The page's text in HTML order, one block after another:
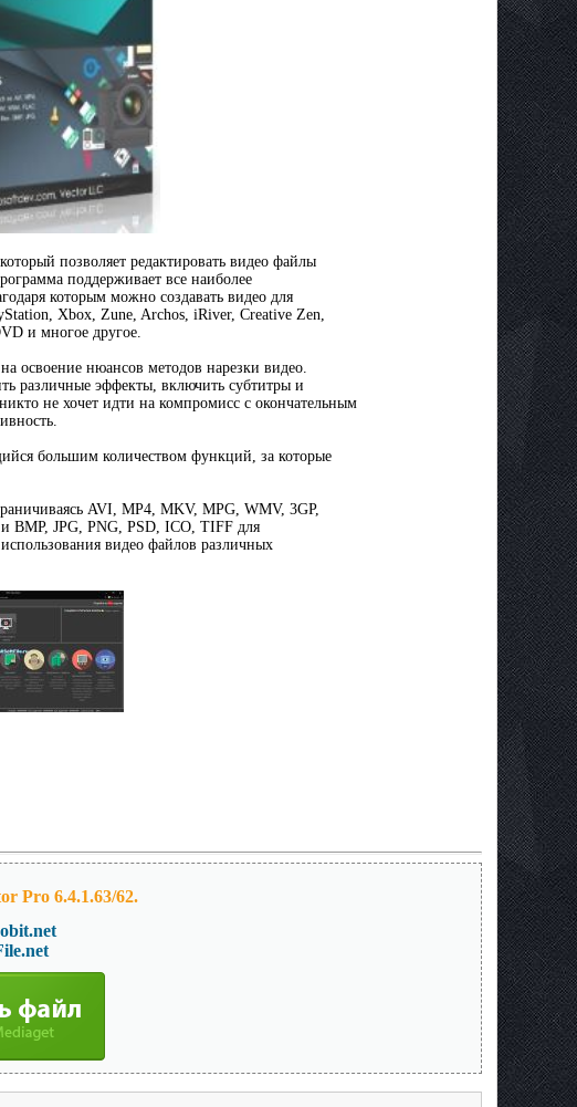
позволяет редактировать видео файлы
поддерживает все наиболее
которым можно создавать видео для
Xbox, Zune, Archos, iRiver, Creative Zen,
и многое другое.
освоение нюансов методов нарезки видео.
различные эффекты, включить субтитры и
не хочет идти на компромисс с окончательным
большим количеством функций, за которые
AVI, MP4, MKV, MPG, WMV, 3GP,
BMP, JPG, PNG, PSD, ICO, TIFF для
видео файлов различных
Pro 6.4.1.63/62.